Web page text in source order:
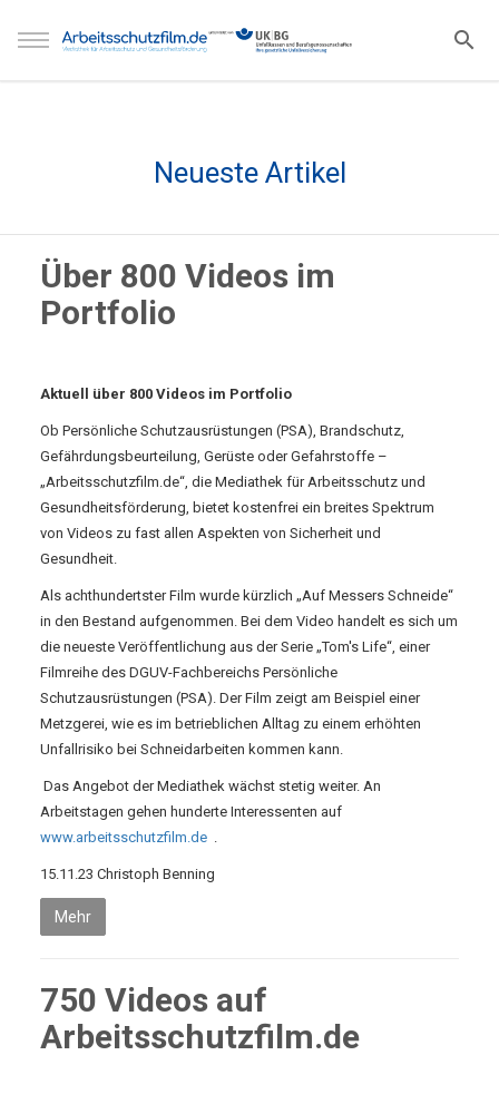
Neueste Artikel
Über 800 Videos im
Portfolio
Aktuell über 800 Videos im Portfolio
Ob Persönliche Schutzausrüstungen (PSA), Brandschutz,
Gefährdungsbeurteilung, Gerüste oder Gefahrstoffe –
„Arbeitsschutzfilm.de“, die Mediathek für Arbeitsschutz und
Gesundheitsförderung, bietet kostenfrei ein breites Spektrum
von Videos zu fast allen Aspekten von Sicherheit und
Gesundheit.
Als achthundertster Film wurde kürzlich „Auf Messers Schneide“
in den Bestand aufgenommen. Bei dem Video handelt es sich um
die neueste Veröffentlichung aus der Serie „Tom's Life“, einer
Filmreihe des DGUV-Fachbereichs Persönliche
Schutzausrüstungen (PSA). Der Film zeigt am Beispiel einer
Metzgerei, wie es im betrieblichen Alltag zu einem erhöhten
Unfallrisiko bei Schneidarbeiten kommen kann.
Das Angebot der Mediathek wächst stetig weiter. An
Arbeitstagen gehen hunderte Interessenten auf
www.arbeitsschutzfilm.de .
15.11.23 Christoph Benning
Mehr
750 Videos auf
Arbeitsschutzfilm.de